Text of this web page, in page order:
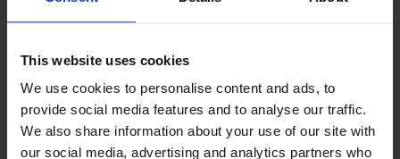
This website uses cookies
We use cookies to personalise content and ads, to
provide social media features and to analyse our traffic.
We also share information about your use of our site with
our social media, advertising and analytics partners who